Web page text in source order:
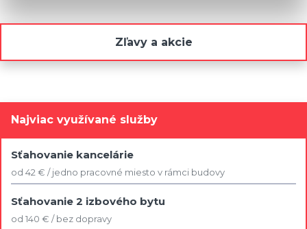
Zľavy a akcie
Najviac využívané služby
Sťahovanie kancelárie
od 42 € / jedno pracovné miesto v rámci budovy
Sťahovanie 2 izbového bytu
od 140 € / bez dopravy